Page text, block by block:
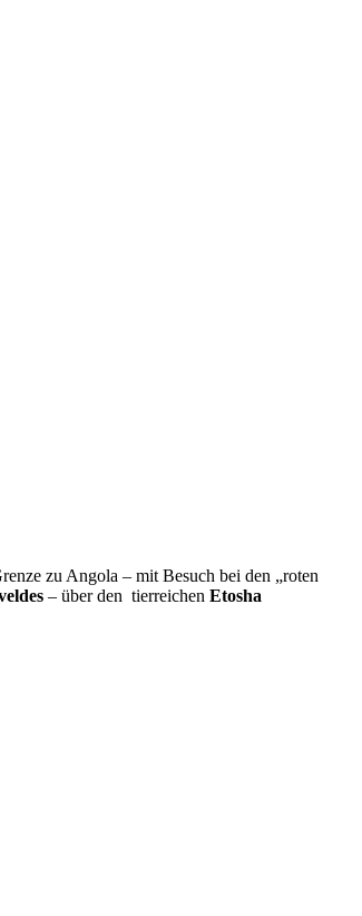
zu Angola – mit Besuch bei den „roten
– über den tierreichen Etosha